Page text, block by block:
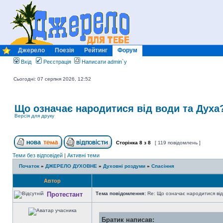
Джерело Поезія Рейтинг Форум
Вхід Реєстрація Написати admin`у
Сьогодні: 07 серпня 2026, 12:52
Що означає народитися від води та
Версія для друку
Сторінка 8 з 8 [ 119 повідомлень ]
Теми без відповідей | Активні теми
Початок » ДЖЕРЕЛО ДУХОВНЕ » Духовні роздуми » Спасіння
Автор
Протестант Тема повідомлення: Re: Що означає народитися
Братик написав: